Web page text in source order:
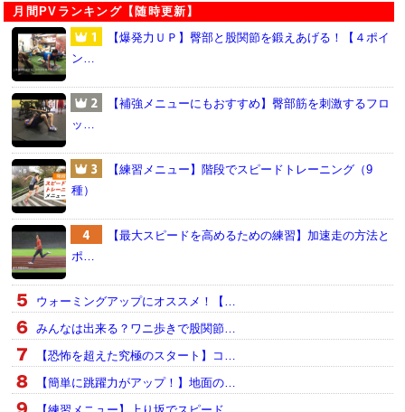
月間PVランキング【随時更新】
【爆発力ＵＰ】臀部と股関節を鍛えあげる！【４ポイ
ン…
【補強メニューにもおすすめ】臀部筋を刺激するフロ
ッ…
【練習メニュー】階段でスピードトレーニング（9
種）
【最大スピードを高めるための練習】加速走の方法と
ポ…
ウォーミングアップにオススメ！【…
みんなは出来る？ワニ歩きで股関節…
【恐怖を超えた究極のスタート】コ…
【簡単に跳躍力がアップ！】地面の…